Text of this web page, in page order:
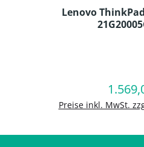
Lenovo
Preise inkl. MwSt.
In den